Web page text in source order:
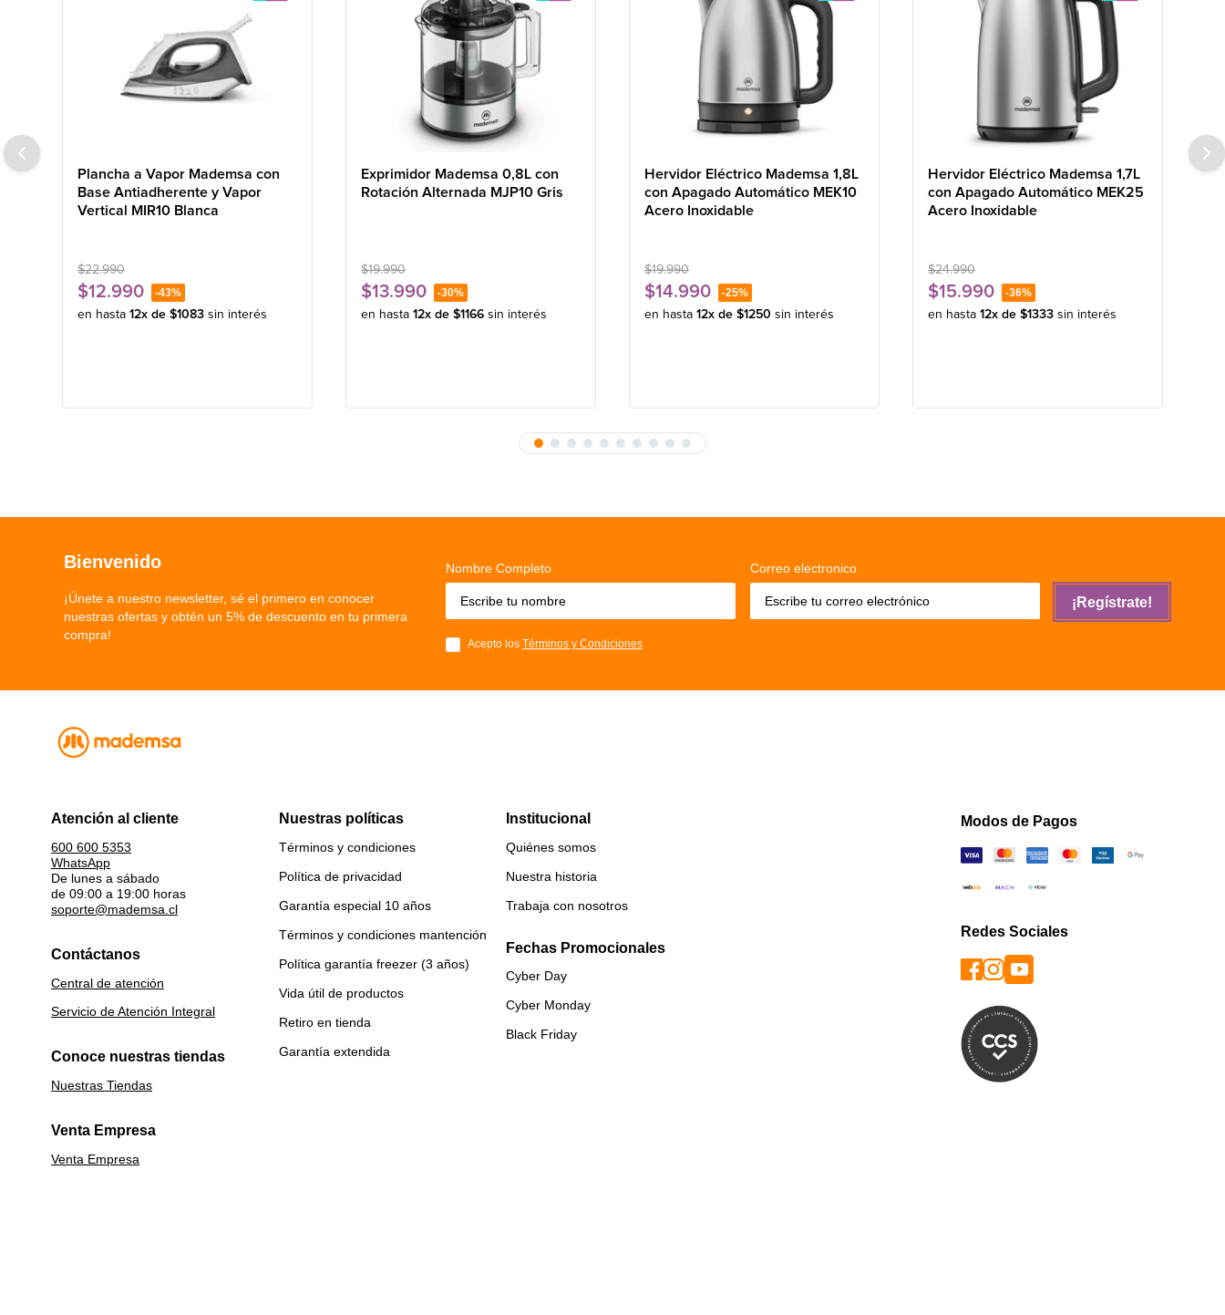
Plancha a Vapor Mademsa con
Base Antiadherente y Vapor
Vertical MIR10 Blanca
$22.990
$12.990 -43%
en hasta 12x de $1083 sin interés
Exprimidor Mademsa 0,8L con
Rotación Alternada MJP10 Gris
$19.990
$13.990 -30%
en hasta 12x de $1166 sin interés
Hervidor Eléctrico Mademsa 1,8L
con Apagado Automático MEK10
Acero Inoxidable
$19.990
$14.990 -25%
en hasta 12x de $1250 sin interés
Hervidor Eléctrico Mademsa 1,7L
con Apagado Automático MEK25
Acero Inoxidable
$24.990
$15.990 -36%
en hasta 12x de $1333 sin interés
Bienvenido
¡Únete a nuestro newsletter, sé el primero en conocer
nuestras ofertas y obtén un 5% de descuento en tu primera
compra!
Nombre Completo Correo electronico
Acepto los Términos y Condiciones
¡Regístrate!
Atención al cliente
600 600 5353
WhatsApp
De lunes a sábado
de 09:00 a 19:00 horas
soporte@mademsa.cl
Contáctanos
Central de atención
Servicio de Atención Integral
Conoce nuestras tiendas
Nuestras Tiendas
Venta Empresa
Venta Empresa
Nuestras políticas
Términos y condiciones
Política de privacidad
Garantía especial 10 años
Términos y condiciones mantención
Política garantía freezer (3 años)
Vida útil de productos
Retiro en tienda
Garantía extendida
Institucional
Quiénes somos
Nuestra historia
Trabaja con nosotros
Fechas Promocionales
Cyber Day
Cyber Monday
Black Friday
Modos de Pagos
Redes Sociales